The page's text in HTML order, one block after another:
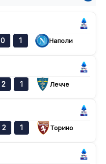
0 1 Наполи
2 1 Лечче
2 1 Торино